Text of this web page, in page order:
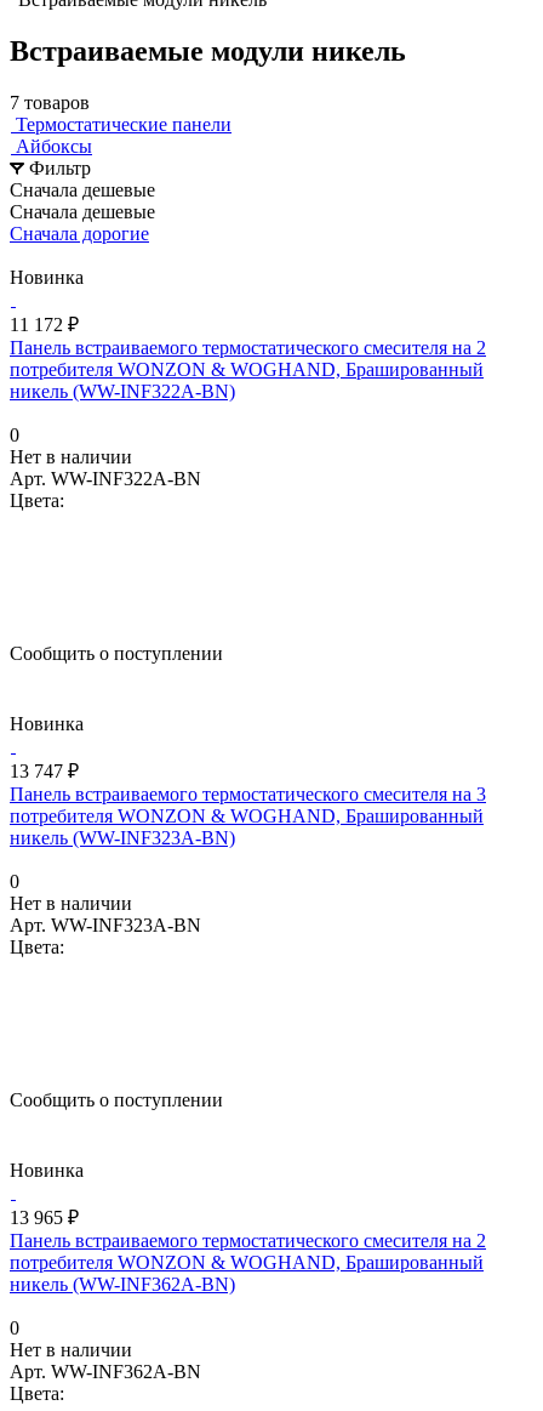
Встраиваемые модули никель
7 товаров
Термостатические панели
Айбоксы
Фильтр
Сначала дешевые
Сначала дешевые
Сначала дорогие
Новинка
11 172 ₽
Панель встраиваемого термостатического смесителя на 2
потребителя WONZON & WOGHAND, Брашированный
никель (WW-INF322A-BN)
0
Нет в наличии
Арт. WW-INF322A-BN
Цвета:
Сообщить о поступлении
Новинка
13 747 ₽
Панель встраиваемого термостатического смесителя на 3
потребителя WONZON & WOGHAND, Брашированный
никель (WW-INF323A-BN)
0
Нет в наличии
Арт. WW-INF323A-BN
Цвета:
Сообщить о поступлении
Новинка
13 965 ₽
Панель встраиваемого термостатического смесителя на 2
потребителя WONZON & WOGHAND, Брашированный
никель (WW-INF362A-BN)
0
Нет в наличии
Арт. WW-INF362A-BN
Цвета: